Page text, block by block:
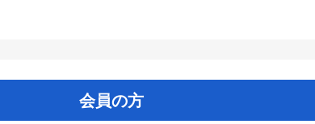
会員の方